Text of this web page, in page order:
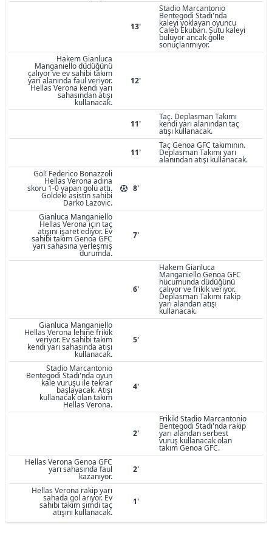
13'
Stadio Marcantonio
Bentegodi Stadı'nda
kaleyi yoklayan oyuncu
Caleb Ekuban. Şutu kaleyi
buluyor ancak golle
sonuçlanmıyor.
Hakem Gianluca
Manganiello düdüğünü
çalıyor ve ev sahibi takım
yarı alanında faul veriyor.
Hellas Verona kendi yarı
sahasından atışı
kullanacak.
12'
11'
Taç. Deplasman Takımı
kendi yarı alanından taç
atışı kullanacak.
11'
Taç Genoa GFC takımının.
Deplasman Takımı yarı
alanından atışı kullanacak.
Gol! Federico Bonazzoli
Hellas Verona adına
skoru 1-0 yapan golü attı.
Goldeki asistin sahibi
Darko Lazovic.
8'
Gianluca Manganiello
Hellas Verona için taç
atışını işaret ediyor. Ev
sahibi takım Genoa GFC
yarı sahasına yerleşmiş
durumda.
7'
6'
Hakem Gianluca
Manganiello Genoa GFC
hücumunda düdüğünü
çalıyor ve frikik veriyor.
Deplasman Takımı rakip
yarı alandan atışı
kullanacak.
Gianluca Manganiello
Hellas Verona lehine frikik
veriyor. Ev sahibi takım
kendi yarı sahasında atışı
kullanacak.
5'
Stadio Marcantonio
Bentegodi Stadı'nda oyun
kale vuruşu ile tekrar
başlayacak. Atışı
kullanacak olan takım
Hellas Verona.
4'
2'
Frikik! Stadio Marcantonio
Bentegodi Stadı'nda rakip
yarı alandan serbest
vuruş kullanacak olan
takım Genoa GFC.
Hellas Verona Genoa GFC
yarı sahasında faul
kazanıyor.
2'
Hellas Verona rakip yarı
sahada gol arıyor. Ev
sahibi takım şimdi taç
atışını kullanacak.
1'